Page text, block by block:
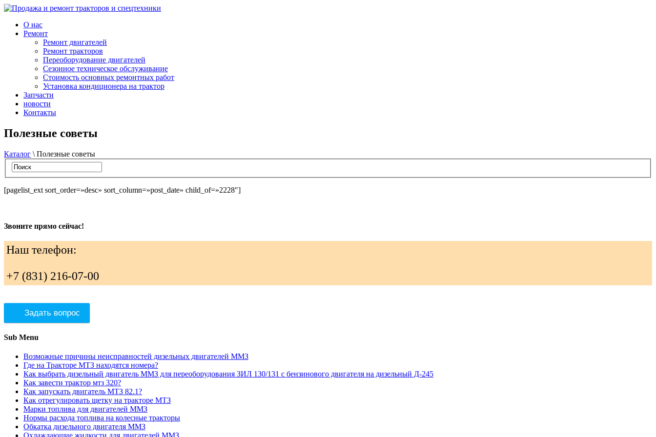
О нас
Ремонт
Ремонт двигателей
Ремонт тракторов
Переоборудование двигателей
Сезонное техническое обслуживание
Стоимость основных ремонтных работ
Установка кондиционера на трактор
Запчасти
новости
Контакты
Полезные советы
Каталог \ Полезные советы
[pagelist_ext sort_order=»desc» sort_column=»post_date» child_of=»2228″]
Звоните прямо сейчас!
Наш телефон:
+7 (831) 216-07-00
Задать вопрос
Sub Menu
Возможные причины неисправностей дизельных двигателей ММЗ
Где на Тракторе МТЗ находятся номера?
Как выбрать дизельный двигатель ММЗ для переоборудования ЗИЛ 130/131 с бензинового двигателя на дизельный Д-245
Как завести трактор мтз 320?
Как запускать двигатель МТЗ 82.1?
Как отрегулировать щетку на тракторе МТЗ
Марки топлива для двигателей ММЗ
Нормы расхода топлива на колесные тракторы
Обкатка дизельного двигателя ММЗ